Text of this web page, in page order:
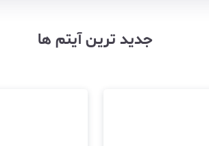
جدید ترین آیتم ها